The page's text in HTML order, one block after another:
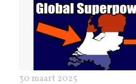
30 maart 2025